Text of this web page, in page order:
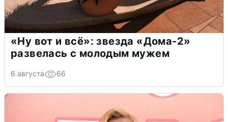
«Ну вот и всё»: звезда «Дома-2»
развелась с молодым мужем
6 августа 66